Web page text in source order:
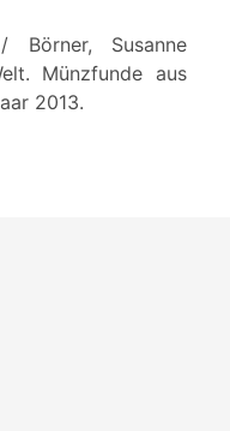
Börner, Susanne
Münzfunde aus
2013.